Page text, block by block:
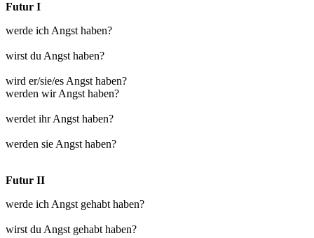
Futur I
werde ich Angst haben?
wirst du Angst haben?
wird er/sie/es Angst haben?
werden wir Angst haben?
werdet ihr Angst haben?
werden sie Angst haben?
Futur II
werde ich Angst gehabt haben?
wirst du Angst gehabt haben?